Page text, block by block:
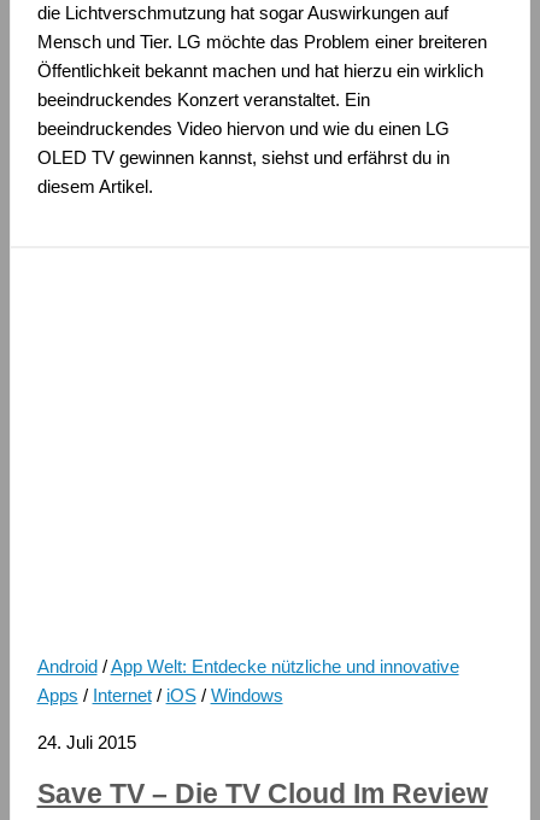
die Lichtverschmutzung hat sogar Auswirkungen auf
Mensch und Tier. LG möchte das Problem einer breiteren
Öffentlichkeit bekannt machen und hat hierzu ein wirklich
beeindruckendes Konzert veranstaltet. Ein
beeindruckendes Video hiervon und wie du einen LG
OLED TV gewinnen kannst, siehst und erfährst du in
diesem Artikel.
Android/App Welt: Entdecke nützliche und innovative
Apps / Internet/ iOS/ Windows
24. Juli 2015
Save TV – Die TV Cloud Im Review